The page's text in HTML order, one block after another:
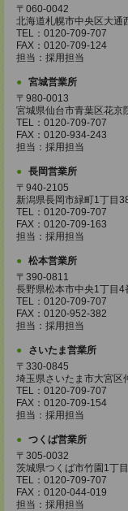
〒060-0042
北海道札幌市中央区大
TEL：0120-709-707
FAX：0120-709-124
担当：採用担当
宮城営業所
〒980-0013
宮城県仙台市青葉区花
TEL：0120-709-707
FAX：0120-934-243
担当：採用担当
長岡営業所
〒940-2105
新潟県長岡市緑町1丁目
TEL：0120-709-707
FAX：0120-709-163
担当：採用担当
松本営業所
〒390-0811
長野県松本市中央1丁目
TEL：0120-709-707
FAX：0120-952-382
担当：採用担当
さいたま営業所
〒330-0845
埼玉県さいたま市大宮
TEL：0120-709-707
FAX：0120-709-154
担当：採用担当
つくば営業所
〒305-0032
茨城県つくば市竹園1丁
TEL：0120-709-707
FAX：0120-044-019
担当：採用担当